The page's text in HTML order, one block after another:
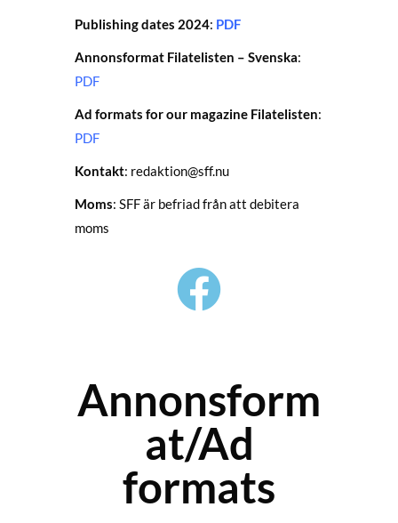
Publishing dates 2024: PDF
Annonsformat Filatelisten – Svenska:
PDF
Ad formats for our magazine Filatelisten:
PDF
Kontakt: redaktion@sff.nu
Moms: SFF är befriad från att debitera
moms
Annonsform
at/Ad
formats